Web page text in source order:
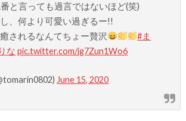
と言っても過言ではないほど(笑)
、何より可愛い過ぎるー!!
されるなんてちょー贅沢
#ま
な pic.twitter.com/jg7Zun1Wo6
June 15, 2020